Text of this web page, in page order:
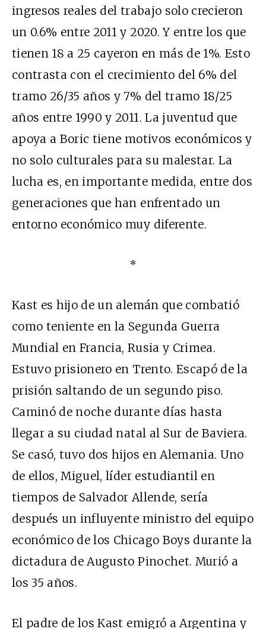
ingresos reales del trabajo solo crecieron
un 0.6% entre 2011 y 2020. Y entre los que
tienen 18 a 25 cayeron en más de 1%. Esto
contrasta con el crecimiento del 6% del
tramo 26/35 años y 7% del tramo 18/25
años entre 1990 y 2011. La juventud que
apoya a Boric tiene motivos económicos y
no solo culturales para su malestar. La
lucha es, en importante medida, entre dos
generaciones que han enfrentado un
entorno económico muy diferente.
*
Kast es hijo de un alemán que combatió
como teniente en la Segunda Guerra
Mundial en Francia, Rusia y Crimea.
Estuvo prisionero en Trento. Escapó de la
prisión saltando de un segundo piso.
Caminó de noche durante días hasta
llegar a su ciudad natal al Sur de Baviera.
Se casó, tuvo dos hijos en Alemania. Uno
de ellos, Miguel, líder estudiantil en
tiempos de Salvador Allende, sería
después un influyente ministro del equipo
económico de los Chicago Boys durante la
dictadura de Augusto Pinochet. Murió a
los 35 años.
El padre de los Kast emigró a Argentina y